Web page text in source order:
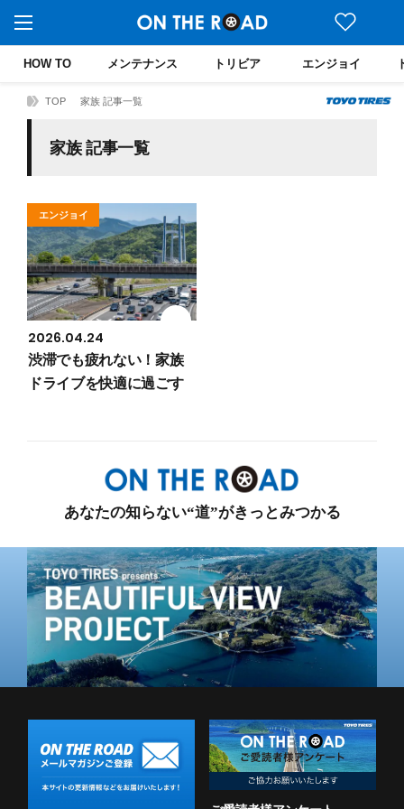
HOW TO メンテナンス トリビア エンジョイ
TOP 家族 記事一覧
家族 記事一覧
2026.04.24
渋滞でも疲れない！家族
ドライブを快適に過ごす
エンジョイ
あなたの知らない“道”がきっとみつかる